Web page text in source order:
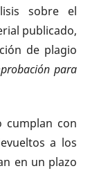
sobre el
publicado,
de plagio
para
cumplan con
a los
en un plazo